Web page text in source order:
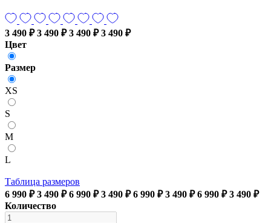
3 490 ₽ 3 490 ₽ 3 490 ₽ 3 490 ₽
Цвет
Размер
XS
S
M
L
Таблица размеров
6 990 ₽ 3 490 ₽ 6 990 ₽ 3 490 ₽ 6 990 ₽ 3 490 ₽ 6 990 ₽ 3 490 ₽
Количество